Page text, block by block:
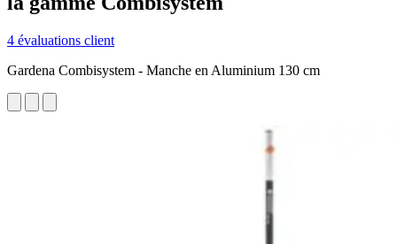
4 évaluations client
Gardena Combisystem - Manche en Aluminium 130 cm